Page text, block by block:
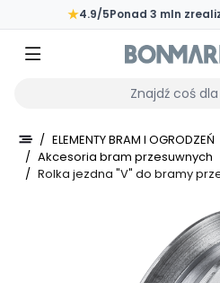
Przejdź do głównej zawartości strony
★4.9/5Ponad 3 mln
Wpisz czego szukasz
/ ELEMENTY BRAM I OGRODZEŃ
/ Akcesoria bram przesuwnych
/ Rolka jezdna "V" do bramy